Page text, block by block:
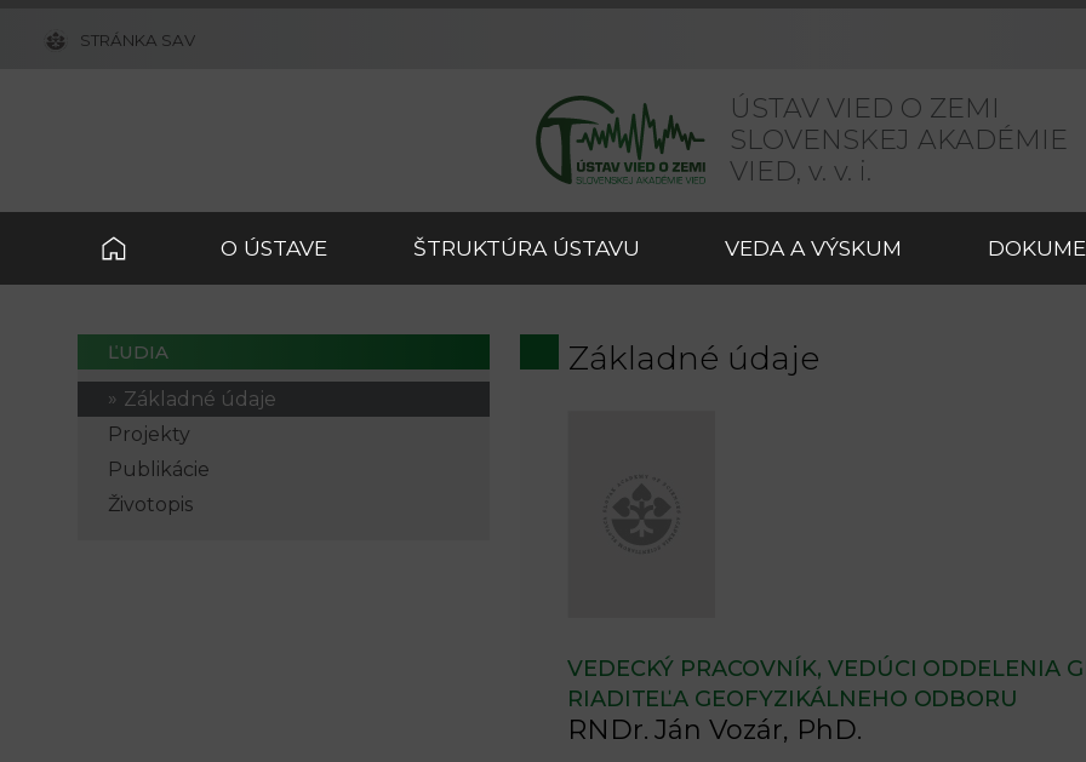
ÚSTAV VIED O ZEMI
SLOVENSKEJ AKADÉMIE
VIED, v. v. i.
STRÁNKA SAV
O ÚSTAVE ŠTRUKTÚRA ÚSTAVU VEDA A VÝSKUM
ĽUDIA
Základné údaje
Projekty
Publikácie
Životopis
Základné údaje
VEDECKÝ PRACOVNÍK, VEDÚCI ODDELENIA
RIADITEĽA GEOFYZIKÁLNEHO ODBORU
RNDr. Ján Vozár, PhD.